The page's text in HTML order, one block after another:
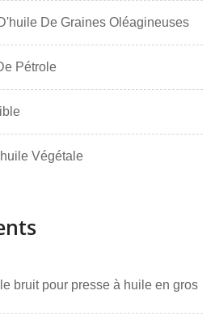
De Graines Oléagineuses
Pétrole
Végétale
bruit pour presse à huile en gros